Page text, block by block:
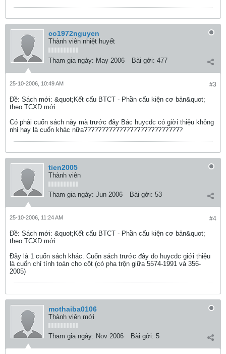
co1972nguyen
Thành viên nhiệt huyết
Tham gia ngày: May 2006 Bài gởi: 477
#3
25-10-2006, 10:49 AM
Ðề: Sách mới: &quot;Kết cấu BTCT - Phần cấu kiện cơ bản&quot;
theo TCXD mới
Có phải cuốn sách này mà trước đây Bác huycdc có giời thiệu không
nhỉ hay là cuốn khác nữa????????????????????????????
tien2005
Thành viên
Tham gia ngày: Jun 2006 Bài gởi: 53
#4
25-10-2006, 11:24 AM
Ðề: Sách mới: &quot;Kết cấu BTCT - Phần cấu kiện cơ bản&quot;
theo TCXD mới
Đây là 1 cuốn sách khác. Cuốn sách trước đây do huycdc giới thiệu
là cuốn chỉ tính toán cho cột (có pha trộn giữa 5574-1991 và 356-
2005)
mothaiba0106
Thành viên mới
Tham gia ngày: Nov 2006 Bài gởi: 5